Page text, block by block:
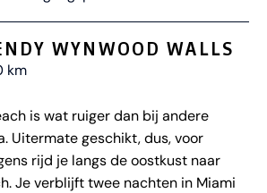
WYNWOOD WALLS
km
is wat ruiger dan bij andere
Uitermate geschikt, dus, voor
rijd je langs de oostkust naar
Je verblijft twee nachten in Miami